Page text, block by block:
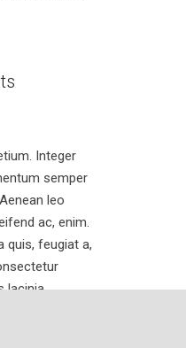
Integer
semper
leo
ac, enim.
quis, feugiat a,
lacinia